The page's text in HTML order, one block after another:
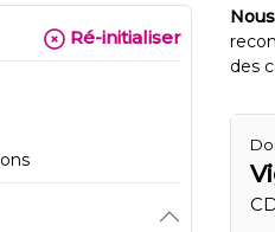
Ré-initialiser
des